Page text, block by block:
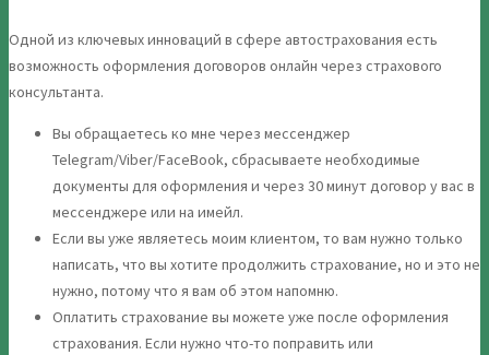
Одной из ключевых инноваций в сфере автострахования есть
возможность оформления договоров онлайн через страхового
консультанта.
Вы обращаетесь ко мне через мессенджер
Telegram/Viber/FaceBook, сбрасываете необходимые
документы для оформления и через 30 минут договор у вас в
мессенджере или на имейл.
Если вы уже являетесь моим клиентом, то вам нужно только
написать, что вы хотите продолжить страхование, но и это не
нужно, потому что я вам об этом напомню.
Оплатить страхование вы можете уже после оформления
страхования. Если нужно что-то поправить или